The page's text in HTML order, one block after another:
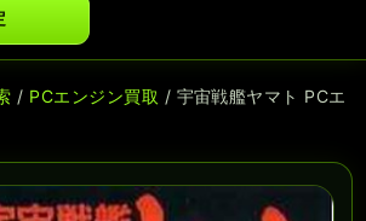
/ PCエンジン買取 / 宇宙戦艦ヤマト PCエ